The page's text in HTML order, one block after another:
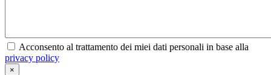
Acconsento al trattamento dei miei dati personali in base alla
privacy policy
×